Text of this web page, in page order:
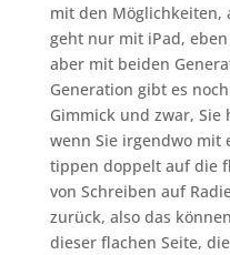
mit den Möglichkeiten,
geht nur mit iPad,
aber mit beiden
Generation gibt es
Gimmick und zwar, Sie
wenn Sie irgendwo mit
tippen doppelt auf die
von Schreiben auf
zurück, also das
dieser flachen Seite,